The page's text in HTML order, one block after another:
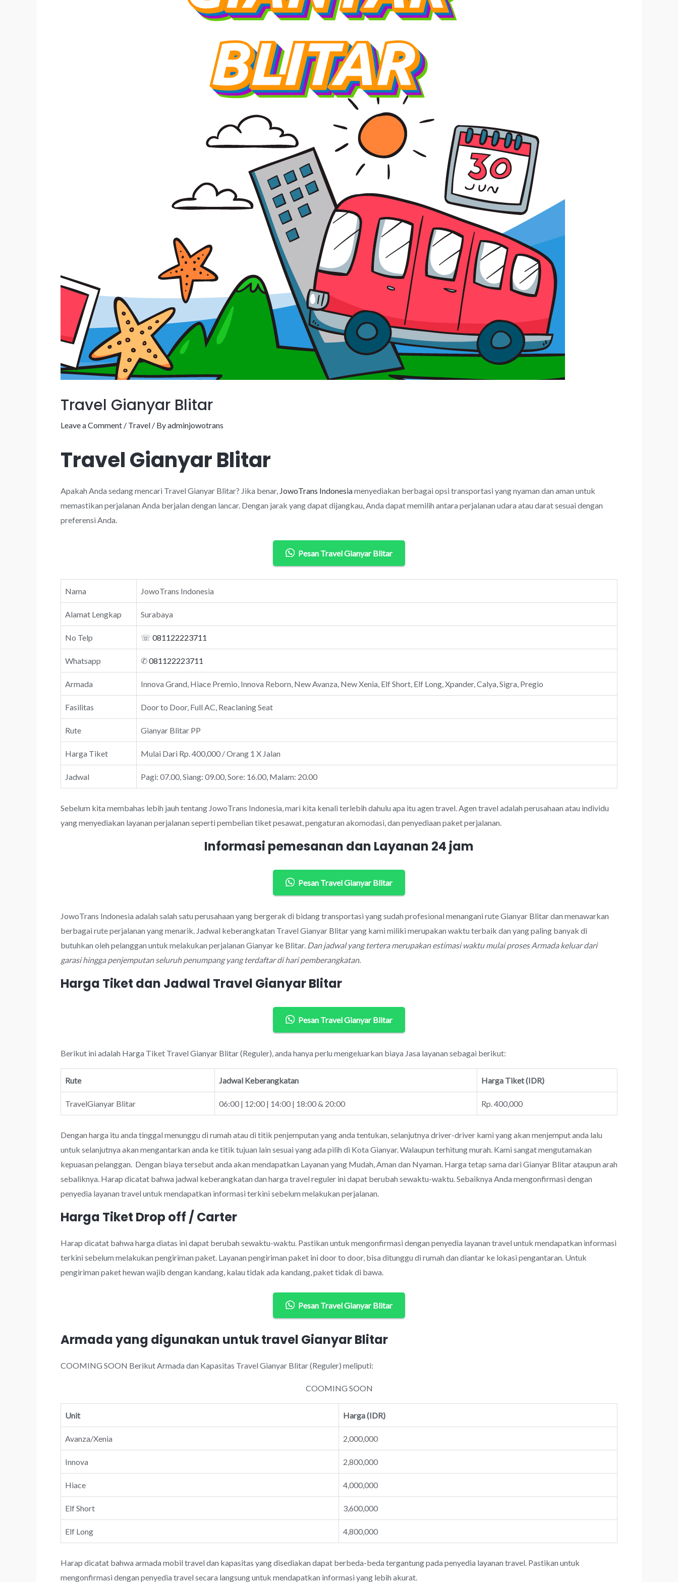
Travel Gianyar Blitar
Leave a Comment / Travel / Byadminjowotrans
Travel Gianyar Blitar
Apakah Anda sedang mencari Travel Gianyar Blitar? Jika benar, JowoTrans Indonesiamenyediakan berbagai opsi transportasi yang nyaman dan aman untuk
memastikan perjalanan Anda berjalan dengan lancar. Dengan jarak yang dapat dijangkau, Anda dapat memilih antara perjalanan udara atau darat sesuai dengan
preferensi Anda.
Pesan Travel Gianyar Blitar
Nama JowoTrans Indonesia
Alamat Lengkap Surabaya
No Telp ☏ 081122223711
Whatsapp ✆081122223711
Armada Innova Grand, Hiace Premio, Innova Reborn, New Avanza, New Xenia, Elf Short, Elf Long, Xpander, Calya, Sigra, Pregio
Fasilitas Door to Door, Full AC, Reaclaning Seat
Rute Gianyar Blitar PP
Harga Tiket Mulai Dari Rp. 400,000 / Orang 1 X Jalan
Jadwal Pagi: 07.00, Siang: 09.00, Sore: 16.00, Malam: 20.00
Sebelum kita membahas lebih jauh tentang JowoTrans Indonesia, mari kita kenali terlebih dahulu apa itu agen travel. Agen travel adalah perusahaan atau individu
yang menyediakan layanan perjalanan seperti pembelian tiket pesawat, pengaturan akomodasi, dan penyediaan paket perjalanan.
Informasi pemesanan dan Layanan 24 jam
Pesan Travel Gianyar Blitar
JowoTrans Indonesia adalah salah satu perusahaan yang bergerak di bidang transportasi yang sudah profesional menangani rute Gianyar Blitar dan menawarkan
berbagai rute perjalanan yang menarik. Jadwal keberangkatan Travel Gianyar Blitar yang kami miliki merupakan waktu terbaik dan yang paling banyak di
butuhkan oleh pelanggan untuk melakukan perjalanan Gianyar ke Blitar. Dan jadwal yang tertera merupakan estimasi waktu mulai proses Armada keluar dari
garasi hingga penjemputan seluruh penumpang yang terdaftar di hari pemberangkatan.
Harga Tiket dan Jadwal Travel Gianyar Blitar
Pesan Travel Gianyar Blitar
Berikut ini adalah Harga Tiket Travel Gianyar Blitar (Reguler), anda hanya perlu mengeluarkan biaya Jasa layanan sebagai berikut:
Rute Jadwal Keberangkatan Harga Tiket (IDR)
TravelGianyar Blitar 06:00 | 12:00 | 14:00 | 18:00 & 20:00 Rp. 400,000
Dengan harga itu anda tinggal menunggu di rumah atau di titik penjemputan yang anda tentukan, selanjutnya driver-driver kami yang akan menjemput anda lalu
untuk selanjutnya akan mengantarkan anda ke titik tujuan lain sesuai yang ada pilih di Kota Gianyar. Walaupun terhitung murah. Kami sangat mengutamakan
kepuasan pelanggan. Dengan biaya tersebut anda akan mendapatkan Layanan yang Mudah, Aman dan Nyaman. Harga tetap sama dari Gianyar Blitar ataupun arah
sebaliknya. Harap dicatat bahwa jadwal keberangkatan dan harga travel reguler ini dapat berubah sewaktu-waktu. Sebaiknya Anda mengonfirmasi dengan
penyedia layanan travel untuk mendapatkan informasi terkini sebelum melakukan perjalanan.
Harga Tiket Drop off / Carter
Harap dicatat bahwa harga diatas ini dapat berubah sewaktu-waktu. Pastikan untuk mengonfirmasi dengan penyedia layanan travel untuk mendapatkan informasi
terkini sebelum melakukan pengiriman paket. Layanan pengiriman paket ini door to door, bisa ditunggu di rumah dan diantar ke lokasi pengantaran. Untuk
pengiriman paket hewan wajib dengan kandang, kalau tidak ada kandang, paket tidak di bawa.
Pesan Travel Gianyar Blitar
Armada yang digunakan untuk travel Gianyar Blitar
COOMING SOON Berikut Armada dan Kapasitas Travel Gianyar Blitar (Reguler) meliputi:
COOMING SOON
Unit Harga (IDR)
Avanza/Xenia 2,000,000
Innova 2,800,000
Hiace 4,000,000
Elf Short 3,600,000
Elf Long 4,800,000
Harap dicatat bahwa armada mobil travel dan kapasitas yang disediakan dapat berbeda-beda tergantung pada penyedia layanan travel. Pastikan untuk
mengonfirmasi dengan penyedia travel secara langsung untuk mendapatkan informasi yang lebih akurat.